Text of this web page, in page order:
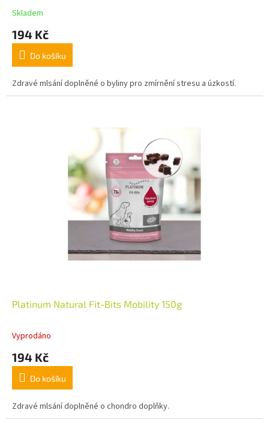
Skladem
194 Kč
Do košíku
Zdravé mlsání doplněné o byliny pro zmírnění stresu a úzkostí.
Platinum Natural Fit-Bits Mobility 150g
Vyprodáno
194 Kč
Do košíku
Zdravé mlsání doplněné o chondro doplňky.